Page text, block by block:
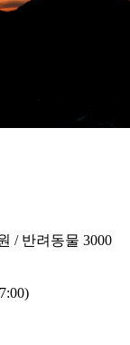
/ 반려동물 3000